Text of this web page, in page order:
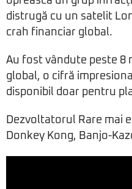
distrugă cu un satelit
crah financiar global.
Au fost vândute peste 8
global, o cifră
disponibil doar pentru
Dezvoltatorul Rare mai
Donkey Kong, Banjo-